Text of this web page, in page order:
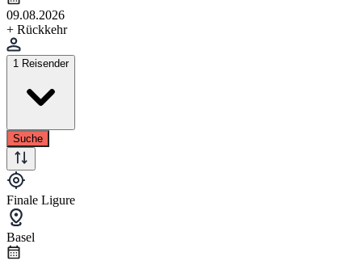
09.08.2026
+ Rückkehr
1 Reisender
Suche
Finale Ligure
Basel